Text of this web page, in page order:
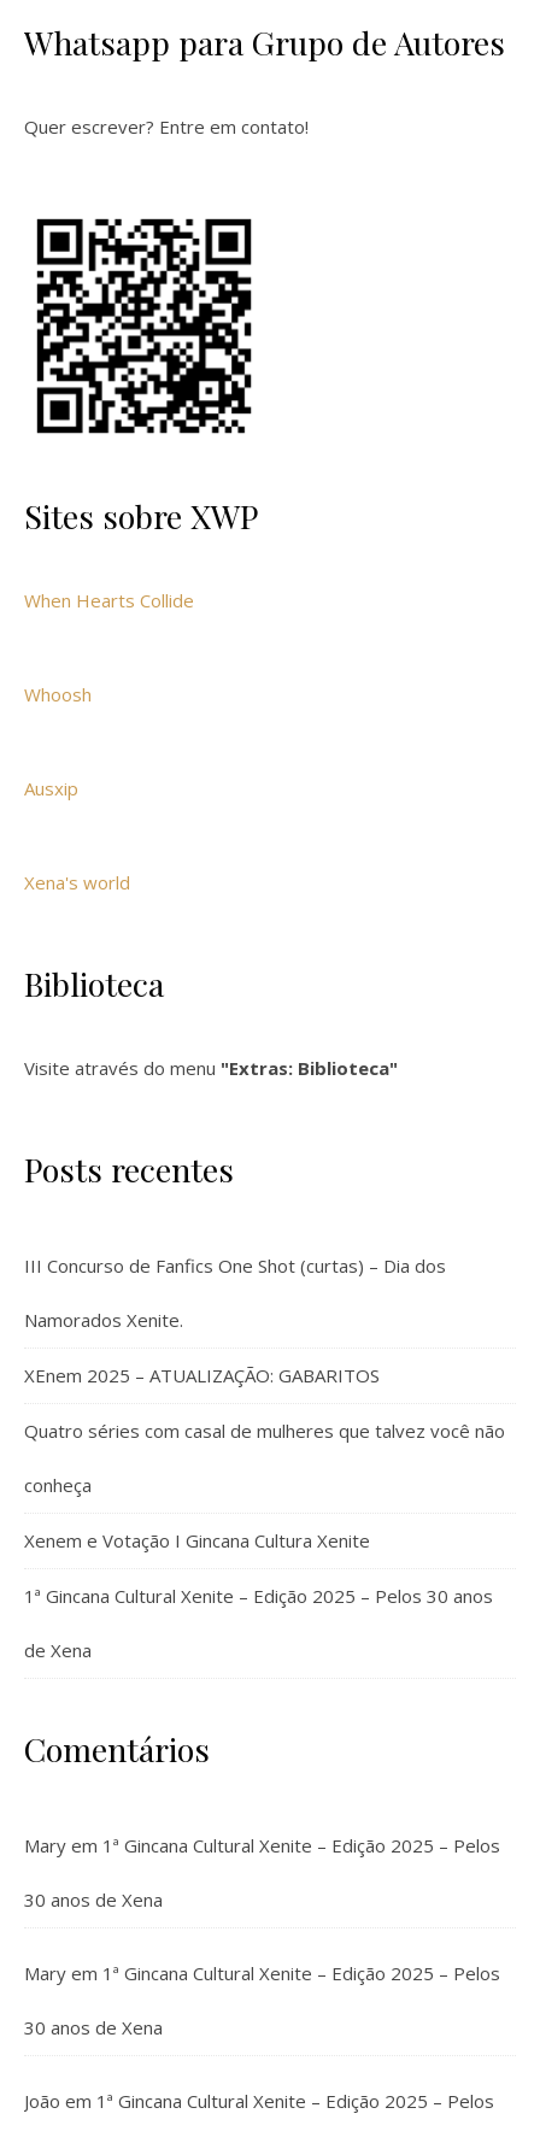
Whatsapp para Grupo de Autores
Quer escrever? Entre em contato!
Sites sobre XWP
When Hearts Collide
Whoosh
Ausxip
Xena's world
Biblioteca
Visite através do menu "Extras: Biblioteca"
Posts recentes
III Concurso de Fanfics One Shot (curtas) – Dia dos
Namorados Xenite.
XEnem 2025 – ATUALIZAÇÃO: GABARITOS
Quatro séries com casal de mulheres que talvez você não
conheça
Xenem e Votação I Gincana Cultura Xenite
1ª Gincana Cultural Xenite – Edição 2025 – Pelos 30 anos
de Xena
Comentários
Mary em 1ª Gincana Cultural Xenite – Edição 2025 – Pelos
30 anos de Xena
Mary em 1ª Gincana Cultural Xenite – Edição 2025 – Pelos
30 anos de Xena
João em 1ª Gincana Cultural Xenite – Edição 2025 – Pelos